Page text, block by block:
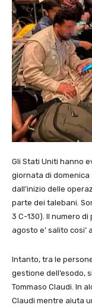
Gli Stati Uniti hanno
giornata di
dall’inizio delle
parte dei talebani.
3 C-130). Il numero
agosto e’ salito cosi’
Intanto, tra le
gestione dell’esodo,
Tommaso Claudi. In
Claudi mentre aiuta